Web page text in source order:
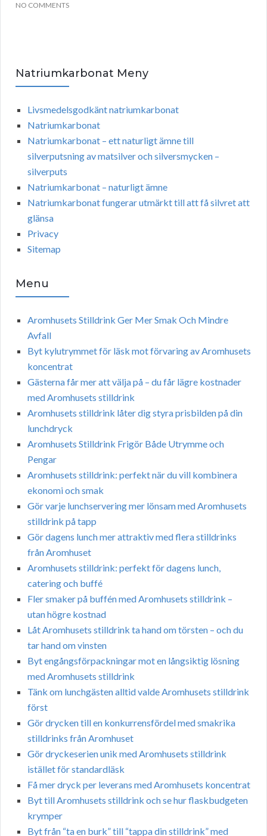
NO COMMENTS
Natriumkarbonat Meny
Livsmedelsgodkänt natriumkarbonat
Natriumkarbonat
Natriumkarbonat – ett naturligt ämne till
silverputsning av matsilver och silversmycken –
silverputs
Natriumkarbonat – naturligt ämne
Natriumkarbonat fungerar utmärkt till att få silvret att
glänsa
Privacy
Sitemap
Menu
Aromhusets Stilldrink Ger Mer Smak Och Mindre
Avfall
Byt kylutrymmet för läsk mot förvaring av Aromhusets
koncentrat
Gästerna får mer att välja på – du får lägre kostnader
med Aromhusets stilldrink
Aromhusets stilldrink låter dig styra prisbilden på din
lunchdryck
Aromhusets Stilldrink Frigör Både Utrymme och
Pengar
Aromhusets stilldrink: perfekt när du vill kombinera
ekonomi och smak
Gör varje lunchservering mer lönsam med Aromhusets
stilldrink på tapp
Gör dagens lunch mer attraktiv med flera stilldrinks
från Aromhuset
Aromhusets stilldrink: perfekt för dagens lunch,
catering och buffé
Fler smaker på buffén med Aromhusets stilldrink –
utan högre kostnad
Låt Aromhusets stilldrink ta hand om törsten – och du
tar hand om vinsten
Byt engångsförpackningar mot en långsiktig lösning
med Aromhusets stilldrink
Tänk om lunchgästen alltid valde Aromhusets stilldrink
först
Gör drycken till en konkurrensfördel med smakrika
stilldrinks från Aromhuset
Gör dryckeserien unik med Aromhusets stilldrink
istället för standardläsk
Få mer dryck per leverans med Aromhusets koncentrat
Byt till Aromhusets stilldrink och se hur flaskbudgeten
krymper
Byt från “ta en burk” till “tappa din stilldrink” med